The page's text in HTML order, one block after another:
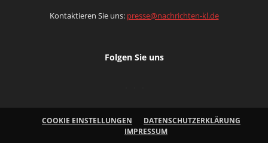
Kontaktieren Sie uns: presse@nachrichten-kl.de
Folgen Sie uns
COOKIE EINSTELLUNGEN
DATENSCHUTZERKLÄRUNG
IMPRESSUM